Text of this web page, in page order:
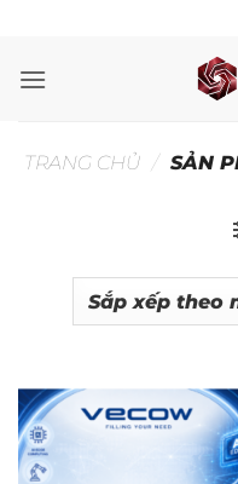
nội
TRANG CHỦ / SẢN